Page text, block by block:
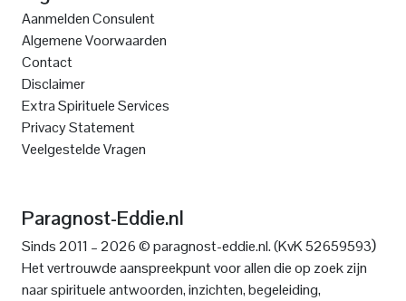
Aanmelden Consulent
Algemene Voorwaarden
Contact
Disclaimer
Extra Spirituele Services
Privacy Statement
Veelgestelde Vragen
Paragnost-Eddie.nl
Sinds 2011 – 2026 © paragnost-eddie.nl. (KvK 52659593)
Het vertrouwde aanspreekpunt voor allen die op zoek zijn
naar spirituele antwoorden, inzichten, begeleiding,